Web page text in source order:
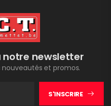
notre newsletter
et promos.
S'INSCRIRE